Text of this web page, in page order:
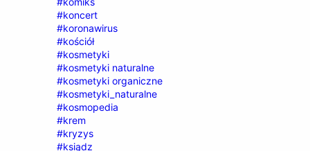
#koncert
#koronawirus
#kościół
#kosmetyki
#kosmetyki naturalne
#kosmetyki organiczne
#kosmetyki_naturalne
#kosmopedia
#krem
#kryzys
#ksiądz